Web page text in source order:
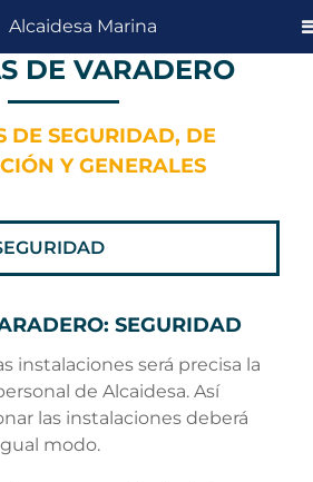
DE VARADERO
DE SEGURIDAD, DE
Y GENERALES
SEGURIDAD
instalaciones será precisa la
de Alcaidesa. Así
las instalaciones deberá
modo.
Alcaidesa Marina